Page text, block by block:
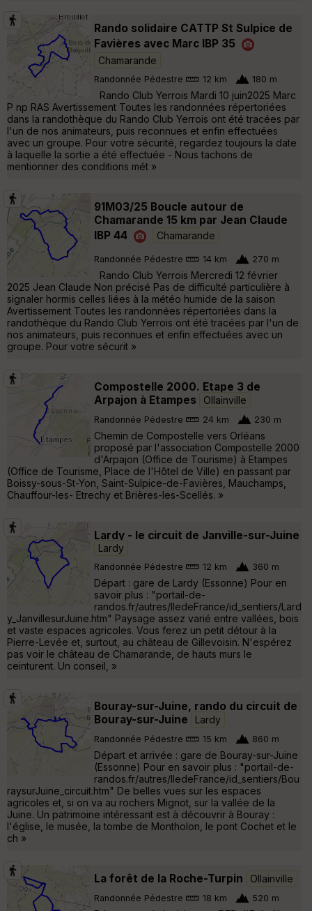
Rando solidaire CATTP St Sulpice de
Favières avec Marc IBP 35
Chamarande
Randonnée Pédestre 12 km 180 m
Rando Club Yerrois Mardi 10 juin2025 Marc
P np RAS Avertissement Toutes les randonnées répertoriées
dans la randothèque du Rando Club Yerrois ont été tracées par
l'un de nos animateurs, puis reconnues et enfin effectuées
avec un groupe. Pour votre sécurité, regardez toujours la date
à laquelle la sortie a été effectuée - Nous tachons de
mentionner des conditions mét »
91M03/25 Boucle autour de
Chamarande 15 km par Jean Claude
IBP 44
Chamarande
Randonnée Pédestre 14 km 270 m
Rando Club Yerrois Mercredi 12 février
2025 Jean Claude Non précisé Pas de difficulté particulière à
signaler hormis celles liées à la météo humide de la saison
Avertissement Toutes les randonnées répertoriées dans la
randothèque du Rando Club Yerrois ont été tracées par l'un de
nos animateurs, puis reconnues et enfin effectuées avec un
groupe. Pour votre sécurit »
Compostelle 2000. Etape 3 de
Arpajon à Etampes
Ollainville
Randonnée Pédestre 24 km 230 m
Chemin de Compostelle vers Orléans
proposé par l'association Compostelle 2000
d'Arpajon (Office de Tourisme) à Etampes
(Office de Tourisme, Place de l'Hôtel de Ville) en passant par
Boissy-sous-St-Yon, Saint-Sulpice-de-Favières, Mauchamps,
Chauffour-les- Etrechy et Brières-les-Scellés. »
Lardy - le circuit de Janville-sur-Juine
Lardy
Randonnée Pédestre 12 km 360 m
Départ : gare de Lardy (Essonne) Pour en
savoir plus : "portail-de-
randos.fr/autres/IledeFrance/id_sentiers/Lard
y_JanvillesurJuine.htm" Paysage assez varié entre vallées, bois
et vaste espaces agricoles. Vous ferez un petit détour à la
Pierre-Levée et, surtout, au château de Gillevoisin. N'espérez
pas voir le château de Chamarande, de hauts murs le
ceinturent. Un conseil, »
Bouray-sur-Juine, rando du circuit de
Bouray-sur-Juine
Lardy
Randonnée Pédestre 15 km 860 m
Départ et arrivée : gare de Bouray-sur-Juine
(Essonne) Pour en savoir plus : "portail-de-
randos.fr/autres/IledeFrance/id_sentiers/Bou
raysurJuine_circuit.htm" De belles vues sur les espaces
agricoles et, si on va au rochers Mignot, sur la vallée de la
Juine. Un patrimoine intéressant est à découvrir à Bouray :
l'église, le musée, la tombe de Montholon, le pont Cochet et le
ch »
La forêt de la Roche-Turpin Ollainville
Randonnée Pédestre 18 km 520 m